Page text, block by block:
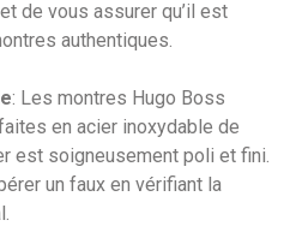
de vous assurer qu’il est
authentiques.
: Les montres Hugo Boss
en acier inoxydable de
est soigneusement poli et fini.
un faux en vérifiant la